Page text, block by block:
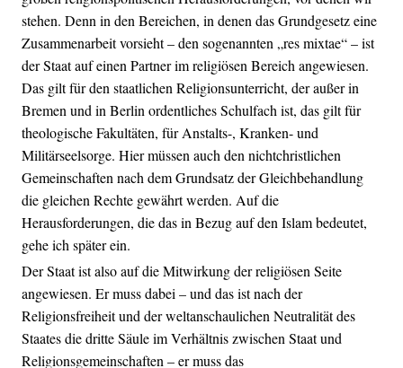
stehen. Denn in den Bereichen, in denen das Grundgesetz eine
Zusammenarbeit vorsieht – den sogenannten „res mixtae“ – ist
der Staat auf einen Partner im religiösen Bereich angewiesen.
Das gilt für den staatlichen Religionsunterricht, der außer in
Bremen und in Berlin ordentliches Schulfach ist, das gilt für
theologische Fakultäten, für Anstalts-, Kranken- und
Militärseelsorge. Hier müssen auch den nichtchristlichen
Gemeinschaften nach dem Grundsatz der Gleichbehandlung
die gleichen Rechte gewährt werden. Auf die
Herausforderungen, die das in Bezug auf den Islam bedeutet,
gehe ich später ein.
Der Staat ist also auf die Mitwirkung der religiösen Seite
angewiesen. Er muss dabei – und das ist nach der
Religionsfreiheit und der weltanschaulichen Neutralität des
Staates die dritte Säule im Verhältnis zwischen Staat und
Religionsgemeinschaften – er muss das